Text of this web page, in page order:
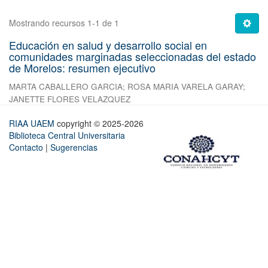
Mostrando recursos 1-1 de 1
Educación en salud y desarrollo social en
comunidades marginadas seleccionadas del estado
de Morelos: resumen ejecutivo
MARTA CABALLERO GARCIA; ROSA MARIA VARELA GARAY;
JANETTE FLORES VELAZQUEZ
RIAA UAEM copyright © 2025-2026
Biblioteca Central Universitaria
Contacto | Sugerencias